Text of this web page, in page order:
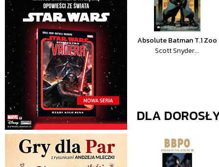
Absolute Batman T.1 Zoo
Scott Snyder...
DLA